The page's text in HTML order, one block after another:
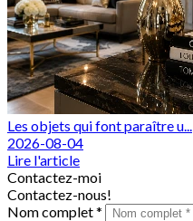
Les objets qui font paraître u...
2026-08-04
Lire l'article
Contactez-moi
Contactez-nous!
Nom complet *